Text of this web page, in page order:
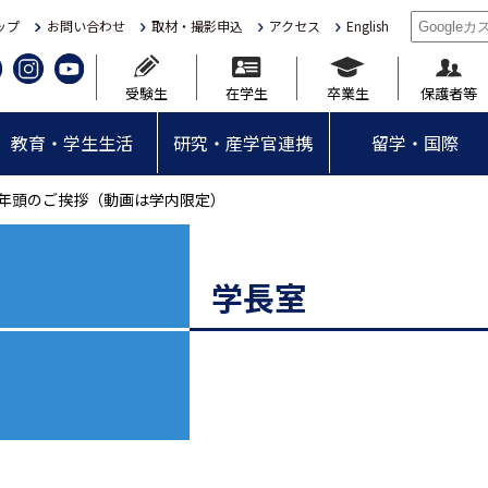
プ お問い合わせ 取材・撮影申込 アクセス English
受験生 在学生 卒業生 保護者等
教育・学生生活 研究・産学官連携 留学・国際
頭のご挨拶（動画は学内限定）
学長室